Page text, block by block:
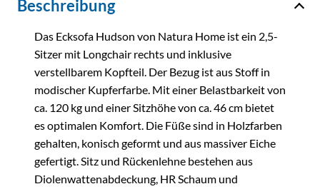
Beschreibung
Das Ecksofa Hudson von Natura Home ist ein 2,5-
Sitzer mit Longchair rechts und inklusive
verstellbarem Kopfteil. Der Bezug ist aus Stoff in
modischer Kupferfarbe. Mit einer Belastbarkeit von
ca. 120 kg und einer Sitzhöhe von ca. 46 cm bietet
es optimalen Komfort. Die Füße sind in Holzfarben
gehalten, konisch geformt und aus massiver Eiche
gefertigt. Sitz und Rückenlehne bestehen aus
Diolenwattenabdeckung, HR Schaum und